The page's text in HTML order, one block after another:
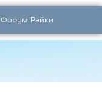
Форум Рейки